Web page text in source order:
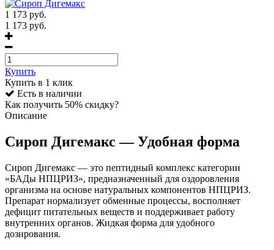
1 173 руб.
1 173 руб.
Купить
Купить в 1 клик
Есть в наличии
Как получить 50% скидку?
Описание
Сироп Дигемакс — Удобная форма
Сироп Дигемакс — это пептидный комплекс категории
«БАДы НПЦРИЗ», предназначенный для оздоровления
организма на основе натуральных компонентов НПЦРИЗ.
Препарат нормализует обменные процессы, восполняет
дефицит питательных веществ и поддерживает работу
внутренних органов. Жидкая форма для удобного
дозирования.